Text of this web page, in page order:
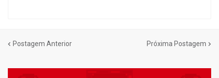
Postagem Anterior Próxima Postagem